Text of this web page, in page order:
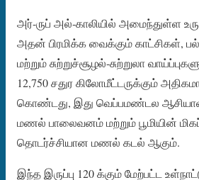
அர்-ருப் அல்-காலியில் அமைந்துள்ள
அதன் பிரமிக்க வைக்கும் காட்சிகள்,
மற்றும் சுற்றுச்சூழல்-சுற்றுலா
12,750 சதுர கிலோமீட்டருக்கும்
கொண்டது, இது வெப்பமண்டல
மணல் பாலைவனம் மற்றும் பூமியின்
தொடர்ச்சியான மணல் கடல் ஆகும்.
இந்த இருப்பு 120 க்கும் மேற்பட்ட